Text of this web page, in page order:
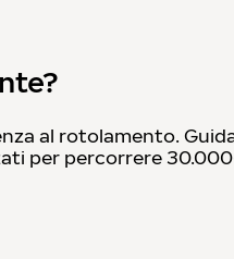
al rotolamento.
per percorrere